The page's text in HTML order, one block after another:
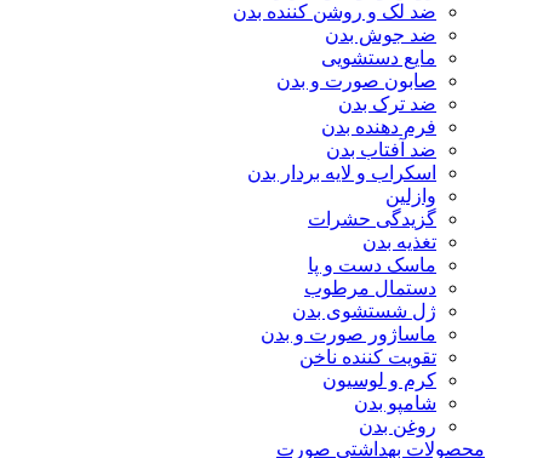
ضد لک و روشن کننده بدن
ضد جوش بدن
مایع دستشویی
صابون صورت و بدن
ضد ترک بدن
فرم دهنده بدن
ضد آفتاب بدن
اسکراب و لایه بردار بدن
وازلین
گزیدگی حشرات
تغذیه بدن
ماسک دست و پا
دستمال مرطوب
ژل شستشوی بدن
ماساژور صورت و بدن
تقویت کننده ناخن
کرم و لوسیون
شامپو بدن
روغن بدن
محصولات بهداشتی صورت